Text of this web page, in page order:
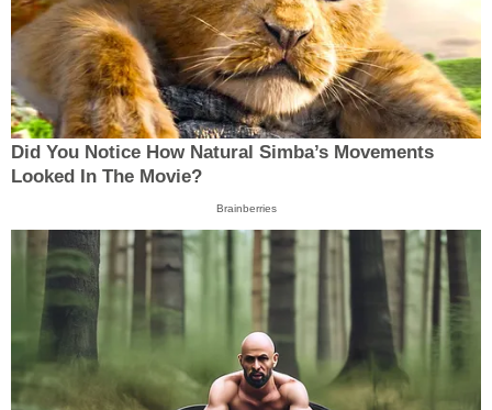
Did You Notice How Natural Simba’s Movements
Looked In The Movie?
Brainberries